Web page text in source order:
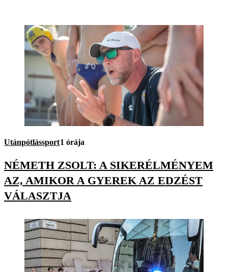
Utánpótlássport1 órája
NÉMETH ZSOLT: A SIKERÉLMÉNYEM
AZ, AMIKOR A GYEREK AZ EDZÉST
VÁLASZTJA